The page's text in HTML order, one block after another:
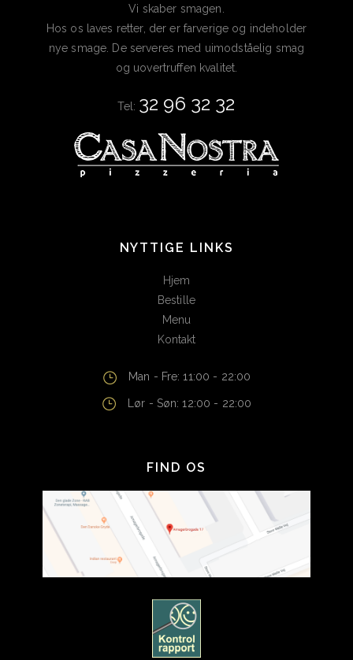
Vi skaber smagen.
Hos os laves retter, der er farverige og indeholder
nye smage. De serveres med uimodståelig smag
og uovertruffen kvalitet.
Tel: 32 96 32 32
NYTTIGE LINKS
Hjem
Bestille
Menu
Kontakt
Man - Fre: 11:00 - 22:00
Lør - Søn: 12:00 - 22:00
FIND OS